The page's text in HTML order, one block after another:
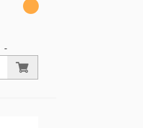
G 3/4,